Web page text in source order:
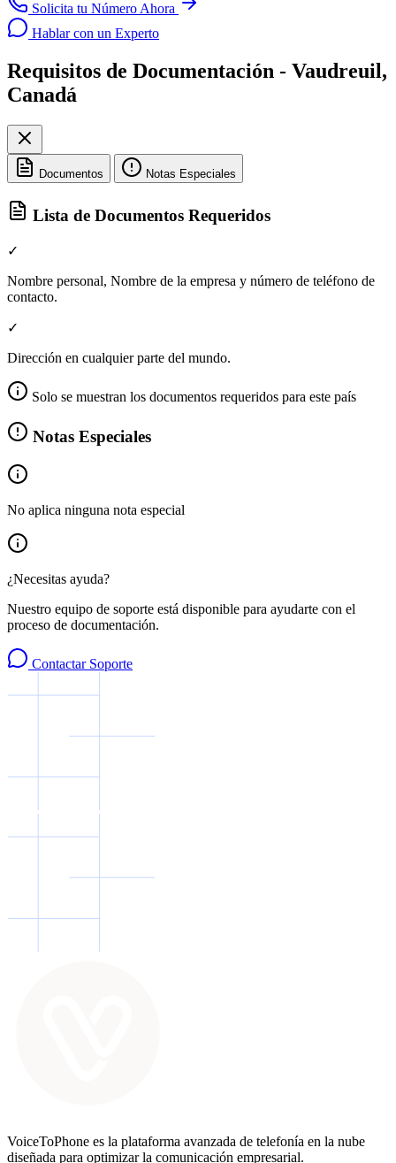
Solicita tu Número Ahora
Hablar con un Experto
Requisitos de Documentación - Vaudreuil,
Canadá
Documentos Notas Especiales
Lista de Documentos Requeridos
✓
Nombre personal, Nombre de la empresa y número de teléfono de
contacto.
✓
Dirección en cualquier parte del mundo.
Solo se muestran los documentos requeridos para este país
Notas Especiales
No aplica ninguna nota especial
¿Necesitas ayuda?
Nuestro equipo de soporte está disponible para ayudarte con el
proceso de documentación.
Contactar Soporte
VoiceToPhone es la plataforma avanzada de telefonía en la nube
diseñada para optimizar la comunicación empresarial.